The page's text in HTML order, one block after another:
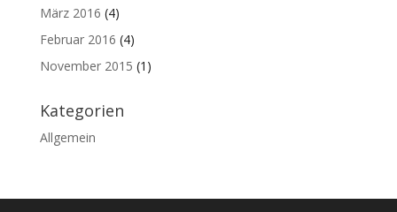
März 2016 (4)
Februar 2016 (4)
November 2015 (1)
Kategorien
Allgemein